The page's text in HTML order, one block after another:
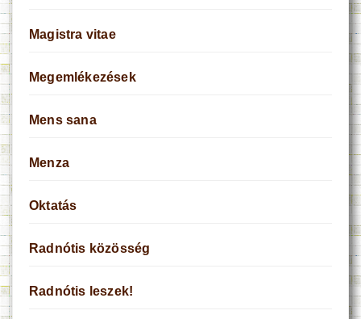
Magistra vitae
Megemlékezések
Mens sana
Menza
Oktatás
Radnótis közösség
Radnótis leszek!